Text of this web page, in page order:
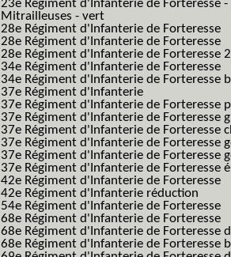
23e Régiment d'Infanterie de Forteresse
Mitrailleuses - vert
28e Régiment d'Infanterie de Forteresse
28e Régiment d'Infanterie de Forteresse
28e Régiment d'Infanterie de Forteresse
34e Régiment d'Infanterie de Forteresse
34e Régiment d'Infanterie de Forteresse
37e Régiment d'Infanterie
37e Régiment d'Infanterie de Forteresse
37e Régiment d'Infanterie de Forteresse
37e Régiment d'Infanterie de Forteresse
37e Régiment d'Infanterie de Forteresse
37e Régiment d'Infanterie de Forteresse
37e Régiment d'Infanterie de Forteresse
42e Régiment d'Infanterie de Forteresse
42e Régiment d'Infanterie réduction
54e Régiment d'Infanterie de Forteresse
68e Régiment d'Infanterie de Forteresse
68e Régiment d'Infanterie de Forteresse
68e Régiment d'Infanterie de Forteresse